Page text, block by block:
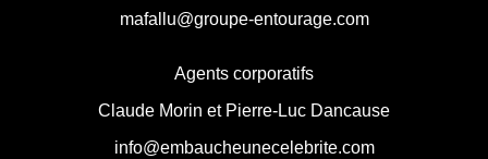
mafallu@groupe-entourage.com
Agents corporatifs
Claude Morin et Pierre-Luc Dancause
info@embaucheunecelebrite.com